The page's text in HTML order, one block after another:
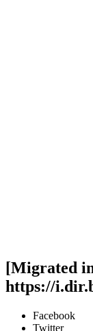
[Migrated
https://
Facebook
Twitter